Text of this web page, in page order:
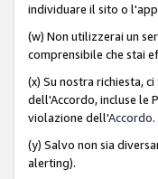
individuare il sito o
(w) Non utilizzerai un
comprensibile che stai
(x) Su nostra richiesta,
dell'Accordo, incluse le
violazione dell'Accordo.
(y) Salvo non sia
alerting).